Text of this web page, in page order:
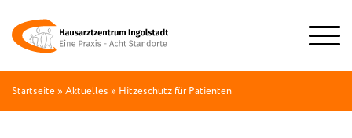
Startseite» Aktuelles » Hitzeschutz für Patienten